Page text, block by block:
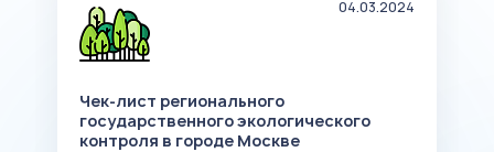
04.03.2024
Чек-лист регионального
государственного экологического
контроля в городе Москве